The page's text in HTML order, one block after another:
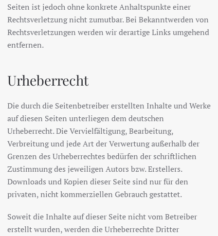
Seiten ist jedoch ohne konkrete Anhaltspunkte einer
Rechtsverletzung nicht zumutbar. Bei Bekanntwerden von
Rechtsverletzungen werden wir derartige Links umgehend
entfernen.
Urheberrecht
Die durch die Seitenbetreiber erstellten Inhalte und Werke
auf diesen Seiten unterliegen dem deutschen
Urheberrecht. Die Vervielfältigung, Bearbeitung,
Verbreitung und jede Art der Verwertung außerhalb der
Grenzen des Urheberrechtes bedürfen der schriftlichen
Zustimmung des jeweiligen Autors bzw. Erstellers.
Downloads und Kopien dieser Seite sind nur für den
privaten, nicht kommerziellen Gebrauch gestattet.
Soweit die Inhalte auf dieser Seite nicht vom Betreiber
erstellt wurden, werden die Urheberrechte Dritter